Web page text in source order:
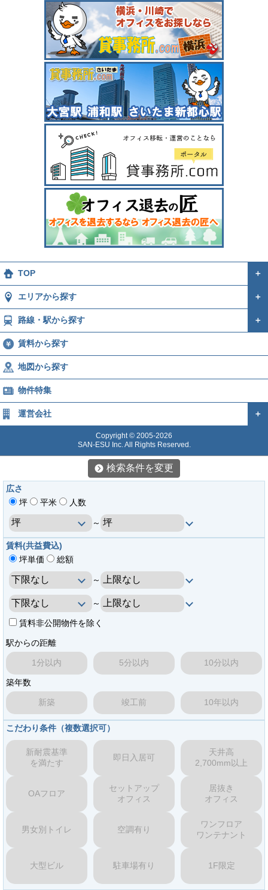
検索条件を変更
広さ
坪
平米 人数
～
賃料(共益費込)
坪単価
総額
～
～
賃料非公開物件を除く
駅からの距離
1分以内 5分以内 10分以内
築年数
新築 竣工前 10年以内
こだわり条件（複数選択可）
新耐震基準
を満たす
即日入居可
天井高
2,700mm以上
OAフロア
セットアップ
オフィス
居抜き
オフィス
男女別トイレ 空調有り
ワンフロア
ワンテナント
大型ビル 駐車場有り 1F限定
TOP ＋
エリアから探す ＋
路線・駅から探す ＋
賃料から探す
地図から探す
物件特集
運営会社 ＋
Copyright © 2005-2026
SAN-ESU Inc. All Rights Reserved.